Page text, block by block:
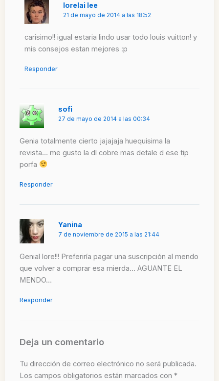
lorelai lee
21 de mayo de 2014 a las 18:52
carisimo!! igual estaria lindo usar todo louis vuitton! y
mis consejos estan mejores :p
Responder
sofi
27 de mayo de 2014 a las 00:34
Genia totalmente cierto jajajaja huequisima la
revista… me gusto la dl cobre mas detale d ese tip
porfa
Responder
Yanina
7 de noviembre de 2015 a las 21:44
Genial lore!!! Preferiría pagar una suscripción al mendo
que volver a comprar esa mierda… AGUANTE EL
MENDO…
Responder
Deja un comentario
Tu dirección de correo electrónico no será publicada.
Los campos obligatorios están marcados con *